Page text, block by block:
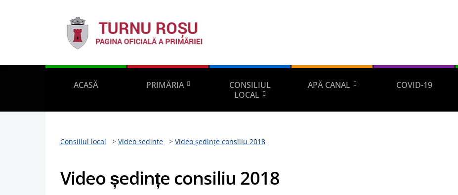
ACASĂ PRIMĂRIA
CONSILIUL
LOCAL
APĂ CANAL COVID-19
Consiliul local > Video sedinte > Video ședințe consiliu 2018
Video ședințe consiliu 2018